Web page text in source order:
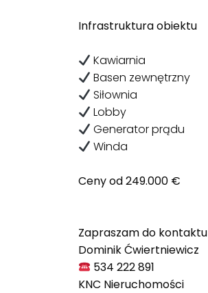
Infrastruktura obiektu
Kawiarnia
Basen zewnętrzny
Siłownia
Lobby
Generator prądu
Winda
Ceny od 249.000 €
Zapraszam do kontaktu
DominikĆwiertniewicz
534 222 891
KNC Nieruchomości